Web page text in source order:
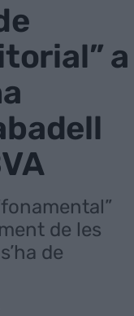
a
de les
de